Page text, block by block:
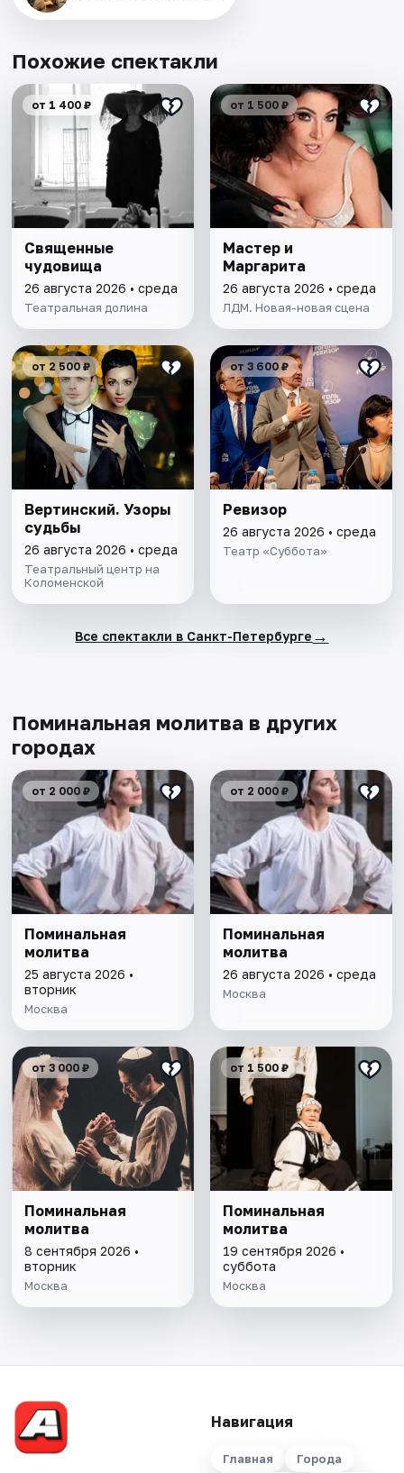
Похожие спектакли
от 1 400 ₽
Священные
чудовища
26 августа 2026 • среда
Театральная долина
от 1 500 ₽
Мастер и
Маргарита
26 августа 2026 • среда
ЛДМ. Новая-новая сцена
от 2 500 ₽
Вертинский. Узоры
судьбы
26 августа 2026 • среда
Театральный центр на
Коломенской
от 3 600 ₽
Ревизор
26 августа 2026 • среда
Театр «Суббота»
Все спектакли в Санкт-Петербурге →
Поминальная молитва в других
городах
от 2 000 ₽
Поминальная
молитва
25 августа 2026 •
вторник
Москва
от 2 000 ₽
Поминальная
молитва
26 августа 2026 • среда
Москва
от 3 000 ₽
Поминальная
молитва
8 сентября 2026 •
вторник
Москва
от 1 500 ₽
Поминальная
молитва
19 сентября 2026 •
суббота
Москва
Навигация
Главная Города